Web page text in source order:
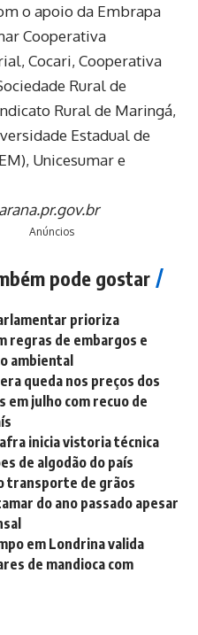
o apoio da Embrapa
Cooperativa
Cocari, Cooperativa
Rural de
Rural de Maringá,
Estadual de
Unicesumar e
Anúncios
pode gostar
prioriza
regras de embargos e
ambiental
queda nos preços dos
em julho com recuo de
inicia vistoria técnica
de algodão do país
transporte de grãos
do ano passado apesar
em Londrina valida
de mandioca com